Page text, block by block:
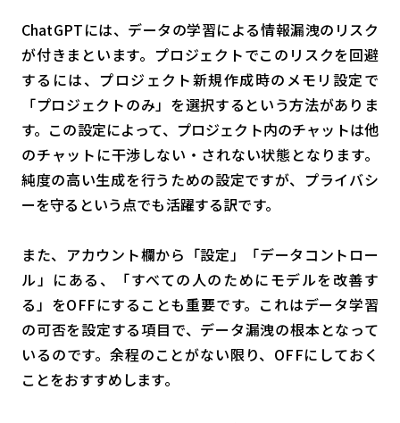
ChatGPTには、データの学習による情報漏洩のリスク
が付きまといます。プロジェクトでこのリスクを回避
するには、プロジェクト新規作成時のメモリ設定で
「プロジェクトのみ」を選択するという方法がありま
す。この設定によって、プロジェクト内のチャットは他
のチャットに干渉しない・されない状態となります。
純度の高い生成を行うための設定ですが、プライバシ
ーを守るという点でも活躍する訳です。
また、アカウント欄から「設定」「データコントロー
ル」にある、「すべての人のためにモデルを改善す
る」をOFFにすることも重要です。これはデータ学習
の可否を設定する項目で、データ漏洩の根本となって
いるのです。余程のことがない限り、OFFにしておく
ことをおすすめします。